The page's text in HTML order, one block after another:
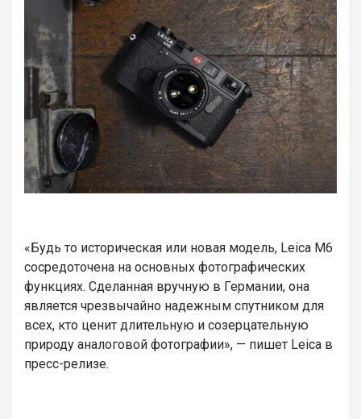
«Будь то историческая или новая модель, Leica M6
сосредоточена на основных фотографических
функциях. Сделанная вручную в Германии, она
является чрезвычайно надежным спутником для
всех, кто ценит длительную и созерцательную
природу аналоговой фотографии», — пишет Leica в
пресс-релизе.